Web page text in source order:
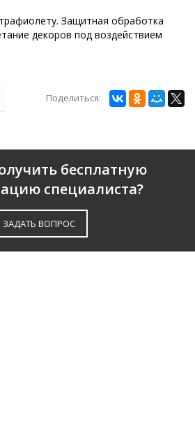
Защитная обработка
декоров под воздействием
Поделиться:
бесплатную
специалиста?
ЗАДАТЬ ВОПРОС